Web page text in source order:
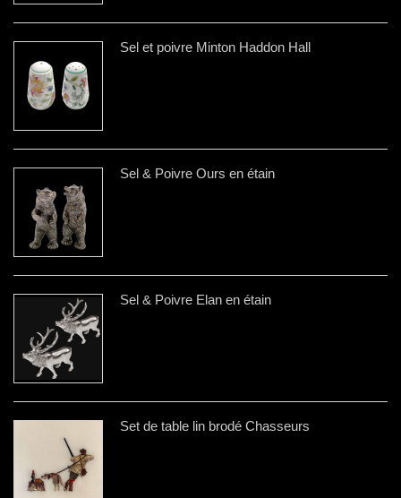
Sel et poivre Minton Haddon Hall
Sel & Poivre Ours en étain
Sel & Poivre Elan en étain
Set de table lin brodé Chasseurs